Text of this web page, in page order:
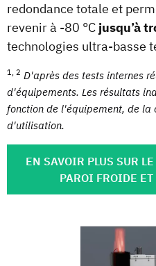
redondance totale et
revenir à -80 °C jusqu’à
technologies ultra-basse
1, 2 D'après des tests internes
d'équipements. Les résultats
fonction de l'équipement, de la
d'utilisation.
EN SAVOIR PLUS SUR
PAROI FROIDE